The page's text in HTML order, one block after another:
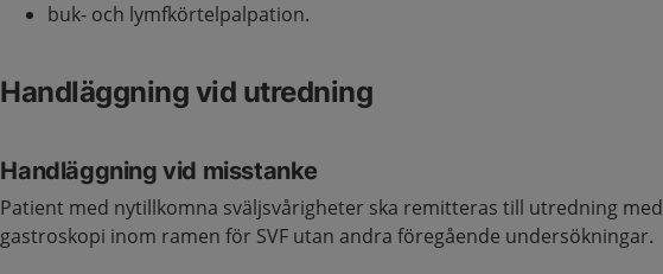
buk- och lymfkörtelpalpation.
Handläggning vid utredning
Handläggning vid misstanke
Patient med nytillkomna sväljsvårigheter ska remitteras till utredning med
gastroskopi inom ramen för SVF utan andra föregående undersökningar.